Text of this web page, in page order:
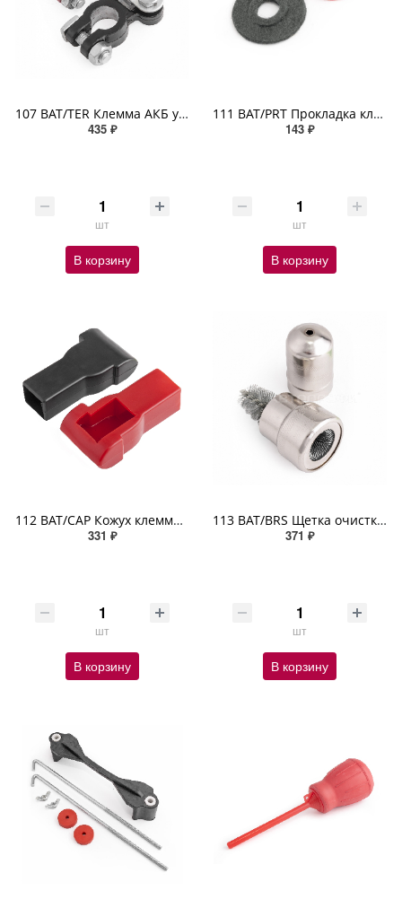
107 BAT/TER Клемма АКБ универсальн маркировка полярности крепление жилы планкой свинц сплав 2шт
435 ₽
шт
В корзину
111 BAT/PRT Прокладка клеммы АКБ противоокислительная универсальный размер спецвойлок 2шт
143 ₽
шт
В корзину
112 BAT/CAP Кожух клеммы АКБ защитный универсальный с цвет. маркировкой полярности 2шт
331 ₽
шт
В корзину
113 BAT/BRS Щетка очистки клемм АКБ из двух частей (для полюсных штырей АКБ и клемм проводки) металл
371 ₽
шт
В корзину